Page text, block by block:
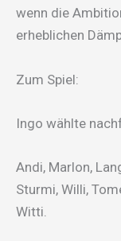
wenn die
erheblichen
Zum Spiel:
Ingo wählte
Andi, Marlon,
Sturmi, Willi,
Witti.